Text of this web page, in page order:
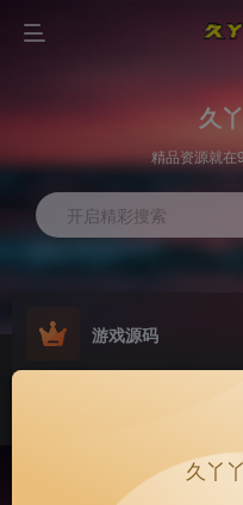
久
精品资源就在
开启精彩搜索
游戏源码
久丫